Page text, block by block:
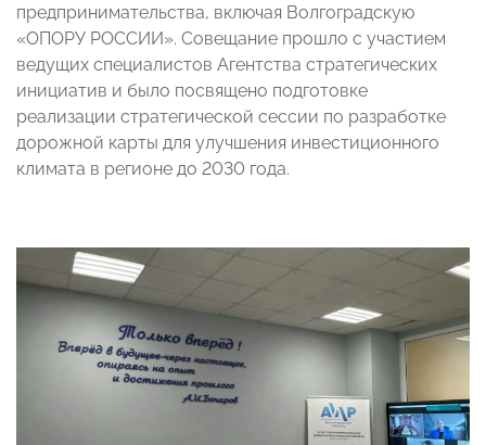
предпринимательства, включая Волгоградскую
«ОПОРУ РОССИИ». Совещание прошло с участием
ведущих специалистов Агентства стратегических
инициатив и было посвящено подготовке
реализации стратегической сессии по разработке
дорожной карты для улучшения инвестиционного
климата в регионе до 2030 года.